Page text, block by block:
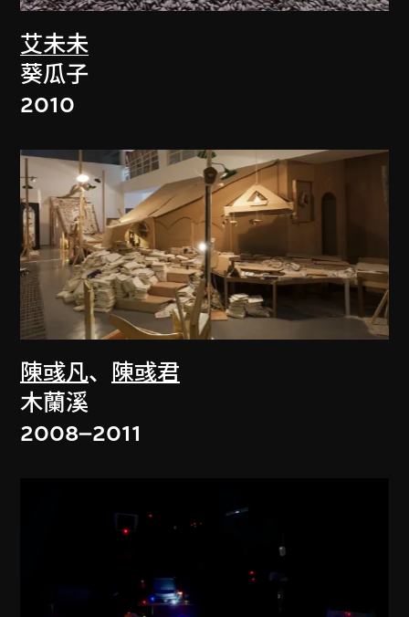
艾未未
葵瓜子
2010
陳彧凡、
陳彧君
木蘭溪
2008–2011